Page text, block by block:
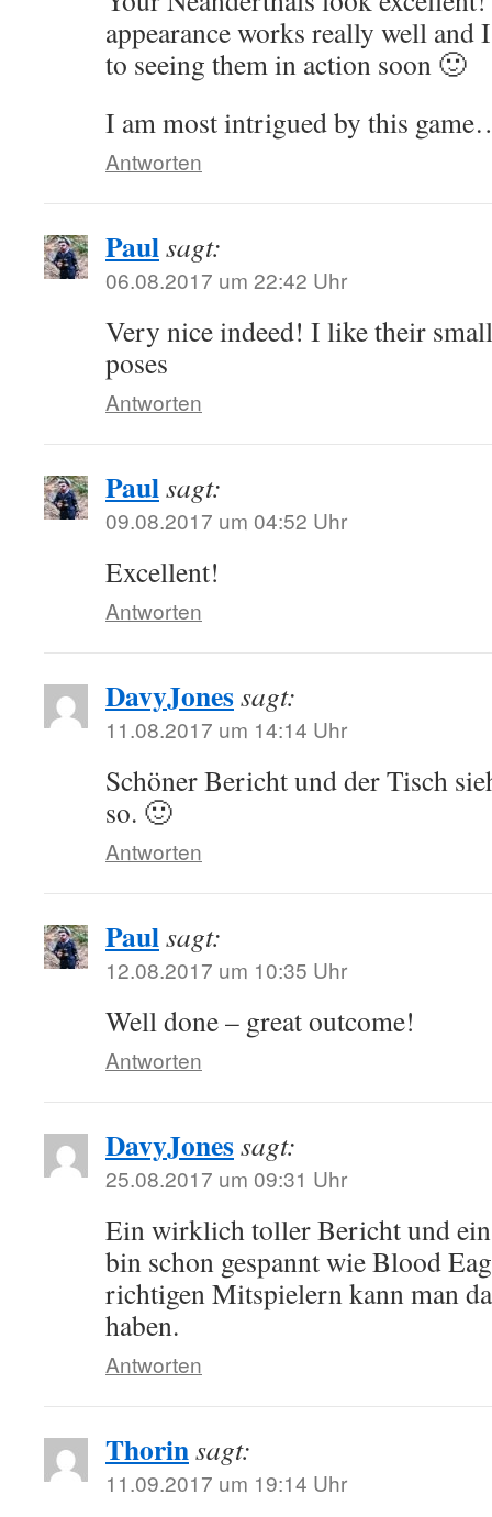
appearance works really well
to seeing them in action soon 🙂
I am most intrigued by this
Antworten
Paulsagt:
06.08.2017 um 22:42 Uhr
Very nice indeed! I like their
poses
Antworten
Paulsagt:
09.08.2017 um 04:52 Uhr
Excellent!
Antworten
DavyJonessagt:
11.08.2017 um 14:14 Uhr
Schöner Bericht und der Tisch
so. 🙂
Antworten
Paulsagt:
12.08.2017 um 10:35 Uhr
Well done – great outcome!
Antworten
DavyJonessagt:
25.08.2017 um 09:31 Uhr
Ein wirklich toller Bericht und
bin schon gespannt wie Blood
richtigen Mitspielern kann man
haben.
Antworten
Thorinsagt:
11.09.2017 um 19:14 Uhr